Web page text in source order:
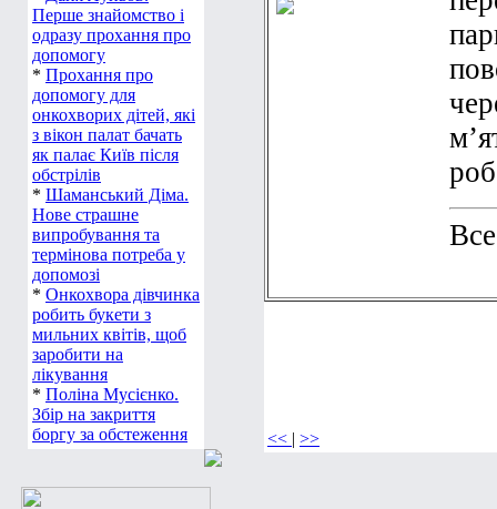
Перше знайомство і
одразу прохання про
допомогу
* Прохання про
допомогу для
онкохворих дітей, які
з вікон палат бачать
як палає Київ після
обстрілів
* Шаманський Діма.
Нове страшне
випробування та
термінова потреба у
допомозі
* Онкохвора дівчинка
робить букети з
мильних квітів, щоб
заробити на
лікування
* Поліна Мусієнко.
Збір на закриття
боргу за обстеження
<< | >>